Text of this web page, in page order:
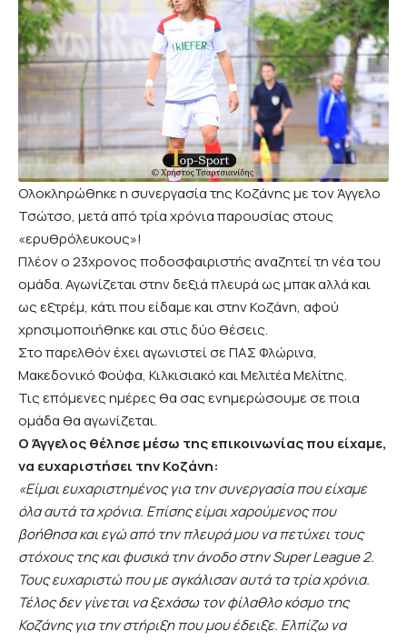
Ολοκληρώθηκε η συνεργασία της Κοζάνης με τον Άγγελο
Τσώτσο, μετά από τρία χρόνια παρουσίας στους
«ερυθρόλευκους»!
Πλέον ο 23χρονος ποδοσφαιριστής αναζητεί τη νέα του
ομάδα. Αγωνίζεται στην δεξιά πλευρά ως μπακ αλλά και
ως εξτρέμ, κάτι που είδαμε και στην Κοζάνη, αφού
χρησιμοποιήθηκε και στις δύο θέσεις.
Στο παρελθόν έχει αγωνιστεί σε ΠΑΣ Φλώρινα,
Μακεδονικό Φούφα, Κιλκισιακό και Μελιτέα Μελίτης.
Τις επόμενες ημέρες θα σας ενημερώσουμε σε ποια
ομάδα θα αγωνίζεται.
Ο Άγγελος θέλησε μέσω της επικοινωνίας που είχαμε,
να ευχαριστήσει την Κοζάνη:
«Είμαι ευχαριστημένος για την συνεργασία που είχαμε
όλα αυτά τα χρόνια. Επίσης είμαι χαρούμενος που
βοήθησα και εγώ από την πλευρά μου να πετύχει τους
στόχους της και φυσικά την άνοδο στην Super League 2.
Τους ευχαριστώ που με αγκάλισαν αυτά τα τρία χρόνια.
Τέλος δεν γίνεται να ξεχάσω τον φίλαθλο κόσμο της
Κοζάνης για την στήριξη που μου έδειξε. Ελπίζω να